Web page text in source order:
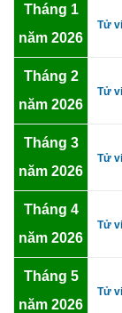
Tháng 1
năm 2026
Tử
Tháng 2
năm 2026
Tử
Tháng 3
năm 2026
Tử
Tháng 4
năm 2026
Tử
Tháng 5
năm 2026
Tử